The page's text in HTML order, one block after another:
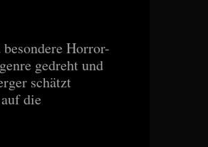
Horror-
gedreht und
schätzt
die